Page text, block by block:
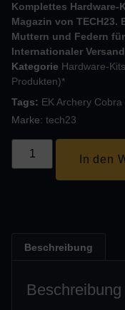
Komplettes Hardware-
Magazin von
Muttern und Federn
Internationaler
Kategorie Hardware-
Produkten)*
Tags: EK Archery Cobra
Marke: tech23
In den
Beschreibung
Beschreibung